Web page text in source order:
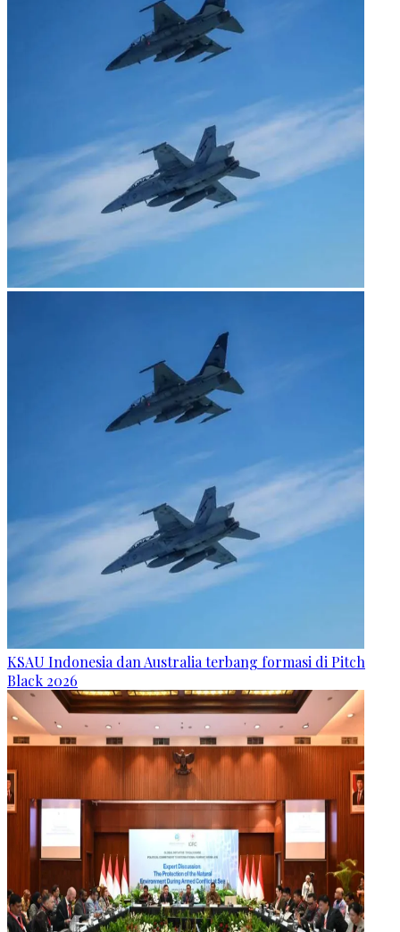
KSAU Indonesia dan Australia terbang formasi di Pitch
Black 2026